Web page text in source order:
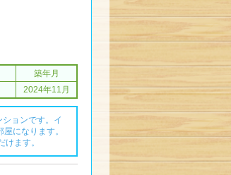
築年月
2024年11月
ョンです。イ
になります。
ます。